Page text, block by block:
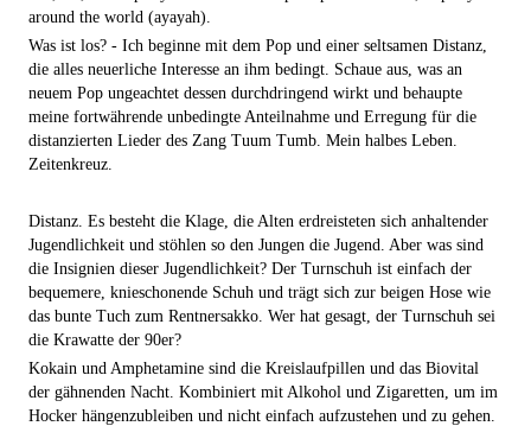
around the world (ayayah).
Was ist los? - Ich beginne mit dem Pop und einer seltsamen Distanz,
die alles neuerliche Interesse an ihm bedingt. Schaue aus, was an
neuem Pop ungeachtet dessen durchdringend wirkt und behaupte
meine fortwährende unbedingte Anteilnahme und Erregung für die
distanzierten Lieder des Zang Tuum Tumb. Mein halbes Leben.
Zeitenkreuz.
Distanz. Es besteht die Klage, die Alten erdreisteten sich anhaltender
Jugendlichkeit und stöhlen so den Jungen die Jugend. Aber was sind
die Insignien dieser Jugendlichkeit? Der Turnschuh ist einfach der
bequemere, knieschonende Schuh und trägt sich zur beigen Hose wie
das bunte Tuch zum Rentnersakko. Wer hat gesagt, der Turnschuh sei
die Krawatte der 90er?
Kokain und Amphetamine sind die Kreislaufpillen und das Biovital
der gähnenden Nacht. Kombiniert mit Alkohol und Zigaretten, um im
Hocker hängenzubleiben und nicht einfach aufzustehen und zu gehen.